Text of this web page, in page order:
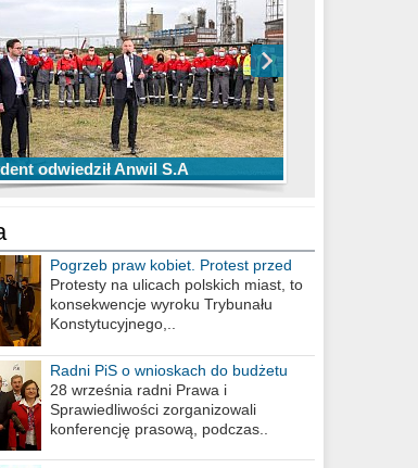
odwiedził Anwil S.A
przechwytów Anwilu Włocławek
w sezonie 2019/2020
rzutów Anwilu Włocławek w BCL
2019/2020
Pogrzeb praw kobiet. Protest przed
biurem poselskim PiS
Protesty na ulicach polskich miast, to
konsekwencje wyroku Trybunału
Konstytucyjnego,..
Radni PiS o wnioskach do budżetu
miasta na 2021 rok
28 września radni Prawa i
Sprawiedliwości zorganizowali
konferencję prasową, podczas..